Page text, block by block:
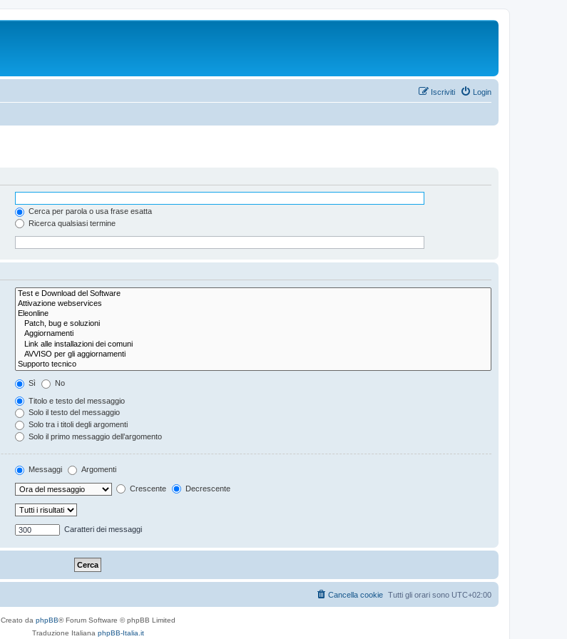
Login
Iscriviti
Cerca per parola o usa frase esatta
Ricerca qualsiasi termine
Sì No
Titolo e testo del messaggio
Solo il testo del messaggio
Solo tra i titoli degli argomenti
Solo il primo messaggio dell’argomento
Messaggi Argomenti
Crescente Decrescente
Caratteri dei messaggi
Tutti gli orari sono UTC+02:00
Cancella cookie
Creato da phpBB® Forum Software © phpBB Limited
Traduzione Italiana phpBB-Italia.it